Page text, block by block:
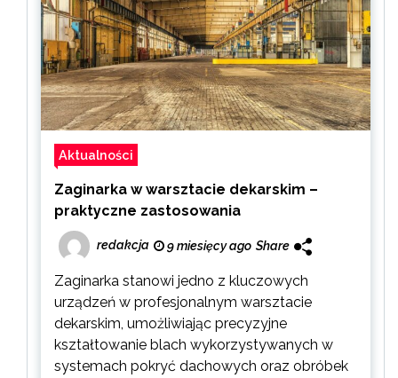
Aktualności
Zaginarka w warsztacie dekarskim –
praktyczne zastosowania
redakcja 9 miesięcy ago Share
Zaginarka stanowi jedno z kluczowych
urządzeń w profesjonalnym warsztacie
dekarskim, umożliwiając precyzyjne
kształtowanie blach wykorzystywanych w
systemach pokryć dachowych oraz obróbek